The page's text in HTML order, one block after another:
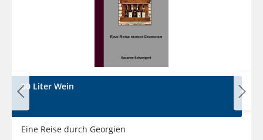
30 Liter Wein
Eine Reise durch Georgien